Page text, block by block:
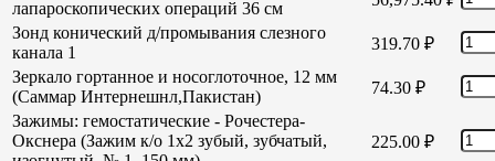
лапароскопических операций 36 см
Зонд конический д/промывания слезного
канала 1
319.70 ₽
Зеркало гортанное и носоглоточное, 12 мм
(Саммар Интернешнл,Пакистан)
74.30 ₽
Зажимы: гемостатические - Рочестера-
Окснера (Зажим к/о 1х2 зубый, зубчатый,
225.00 ₽